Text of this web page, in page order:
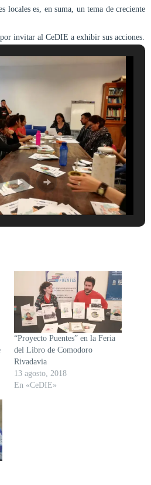
locales es, en suma, un tema de creciente
invitar al CeDIE a exhibir sus acciones.
“Proyecto Puentes” en la Feria
del Libro de Comodoro
Rivadavia
13 agosto, 2018
En «CeDIE»